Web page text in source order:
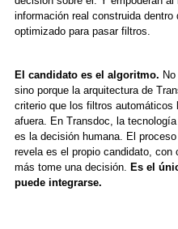
información real construida
optimizado para pasar filtros.
El candidato es el algoritmo.
sino porque la arquitectura de
criterio que los filtros automáticos
afuera. En Transdoc, la
es la decisión humana. El
revela es el propio candidato,
más tome una decisión. Es el
puede integrarse.